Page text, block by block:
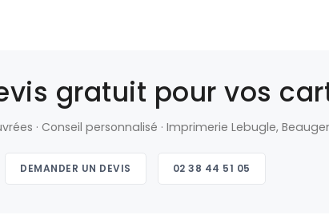
gratuit pour vos
· Conseil personnalisé · Imprimerie Lebugle,
DEMANDER UN DEVIS 02 38 44 51 05